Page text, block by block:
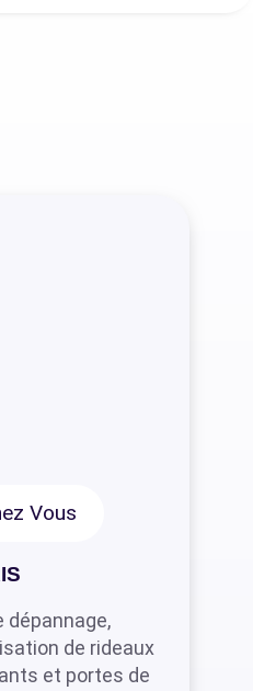
Vous
dépannage,
de rideaux
et portes de